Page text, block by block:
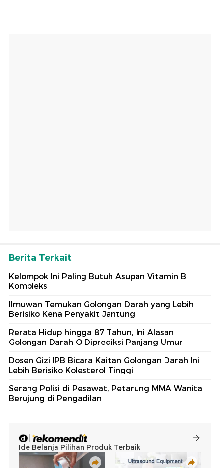
Berita Terkait
Kelompok Ini Paling Butuh Asupan Vitamin B
Kompleks
Ilmuwan Temukan Golongan Darah yang Lebih
Berisiko Kena Penyakit Jantung
Rerata Hidup hingga 87 Tahun, Ini Alasan
Golongan Darah O Diprediksi Panjang Umur
Dosen Gizi IPB Bicara Kaitan Golongan Darah Ini
Lebih Berisiko Kolesterol Tinggi
Serang Polisi di Pesawat, Petarung MMA Wanita
Berujung di Pengadilan